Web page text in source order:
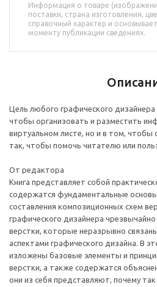
Информация о товаре
поставки, страна изготовления,
справочный характер и
моменту публикации сведениях.
Цель любого графического
чтобы организовать и разместить
виртуальном листе, но и в том, чтобы
так, чтобы помочь читателю или
От редактора
Книга представляет собой
содержатся фундаментальные
составления композиционных схем
графического дизайнера
верстки, которые неразрывно
аспектами графического дизайна. В
изложены базовые элементы и
верстки, а также содержатся
они из себя представляют, почему